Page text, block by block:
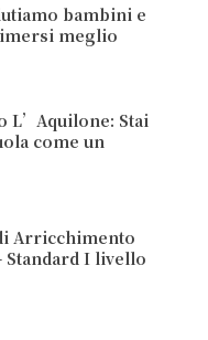
bambini e
meglio
L’Aquilone: Stai
come un
Arricchimento
Standard I livello